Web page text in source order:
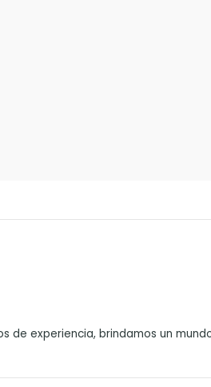
de experiencia, brindamos un